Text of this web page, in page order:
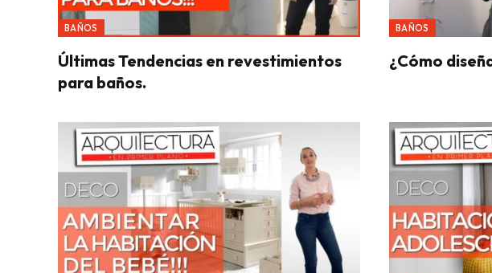
BAÑOS
Últimas Tendencias en revestimientos
para baños.
BAÑOS
¿Cómo